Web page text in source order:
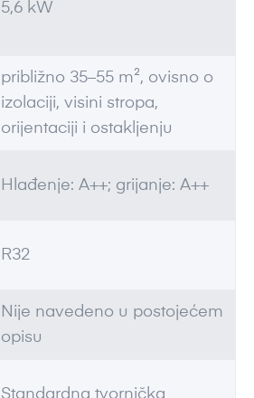
5,6 kW
približno 35–55 m², ovisno o
izolaciji, visini stropa,
orijentaciji i ostakljenju
Hlađenje: A++; grijanje: A++
R32
Nije navedeno u postojećem
opisu
Standardna tvornička